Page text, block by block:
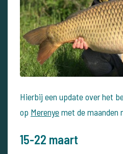
Hierbij een update over het
op Merenyemet de maanden
15-22 maart